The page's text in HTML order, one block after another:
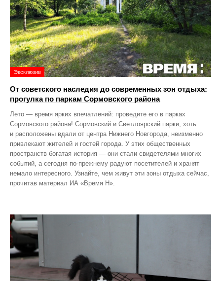
Эксклюзив
От советского наследия до современных зон отдыха:
прогулка по паркам Сормовского района
Лето — время ярких впечатлений: проведите его в парках
Сормовского района! Сормовский и Светлоярский парки, хоть
и расположены вдали от центра Нижнего Новгорода, неизменно
привлекают жителей и гостей города. У этих общественных
пространств богатая история — они стали свидетелями многих
событий, а сегодня по‑прежнему радуют посетителей и хранят
немало интересного. Узнайте, чем живут эти зоны отдыха сейчас,
прочитав материал ИА «Время Н».